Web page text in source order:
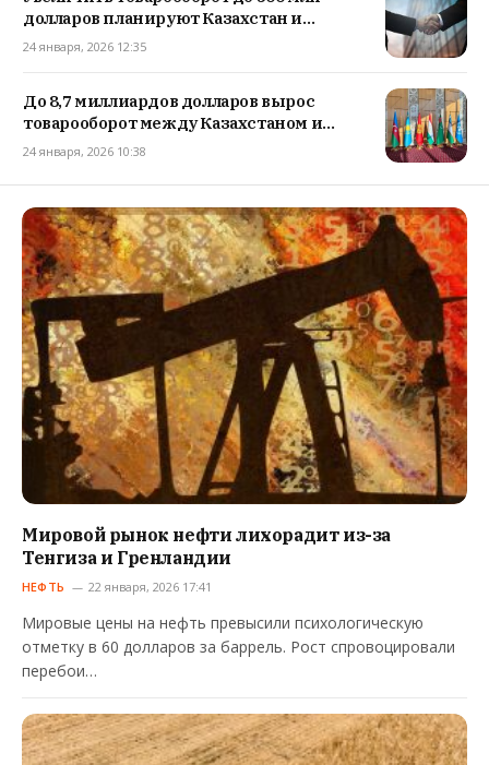
долларов планируют Казахстан и
Монголия
24 января, 2026 12:35
До 8,7 миллиардов долларов вырос
товарооборот между Казахстаном и
странами СПЕКА
24 января, 2026 10:38
Мировой рынок нефти лихорадит из-за
Тенгиза и Гренландии
НЕФТЬ 22 января, 2026 17:41
Мировые цены на нефть превысили психологическую
отметку в 60 долларов за баррель. Рост спровоцировали
перебои…